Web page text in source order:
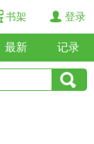
书架 登录
最新 记录